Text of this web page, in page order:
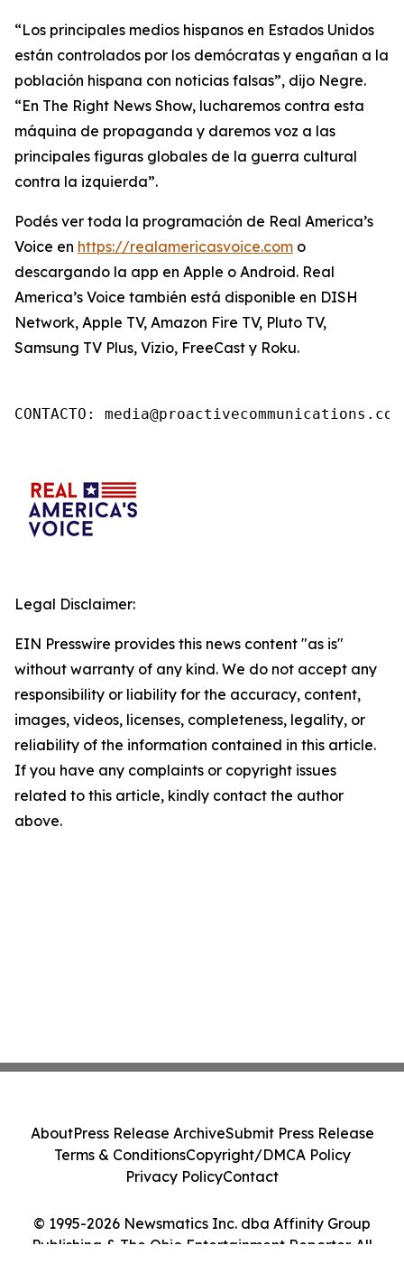
“Los principales medios hispanos en Estados Unidos
están controlados por los demócratas y engañan a la
población hispana con noticias falsas”, dijo Negre.
“En The Right News Show, lucharemos contra esta
máquina de propaganda y daremos voz a las
principales figuras globales de la guerra cultural
contra la izquierda”.
Podés ver toda la programación de Real America’s
Voice en https://realamericasvoice.com o
descargando la app en Apple o Android. Real
America’s Voice también está disponible en DISH
Network, Apple TV, Amazon Fire TV, Pluto TV,
Samsung TV Plus, Vizio, FreeCast y Roku.
CONTACTO: media@proactivecommunications.com
Legal Disclaimer:
EIN Presswire provides this news content "as is"
without warranty of any kind. We do not accept any
responsibility or liability for the accuracy, content,
images, videos, licenses, completeness, legality, or
reliability of the information contained in this article.
If you have any complaints or copyright issues
related to this article, kindly contact the author
above.
© 1995-2026 Newsmatics Inc. dba Affinity Group
Publishing & The Ohio Entertainment Reporter. All
AboutPress Release ArchiveSubmit Press Release
Terms & ConditionsCopyright/DMCA Policy
Privacy PolicyContact